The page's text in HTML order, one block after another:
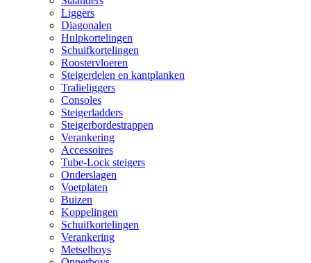
Liggers
Diagonalen
Hulpkortelingen
Schuifkortelingen
Roostervloeren
Steigerdelen en kantplanken
Tralieliggers
Consoles
Steigerladders
Steigerbordestrappen
Verankering
Accessoires
Tube-Lock steigers
Onderslagen
Voetplaten
Buizen
Koppelingen
Schuifkortelingen
Verankering
Metselboys